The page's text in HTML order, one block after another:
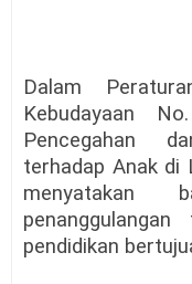
Dalam
Kebudayaan
Pencegahan
terhadap Anak di
menyatakan
pendidikan